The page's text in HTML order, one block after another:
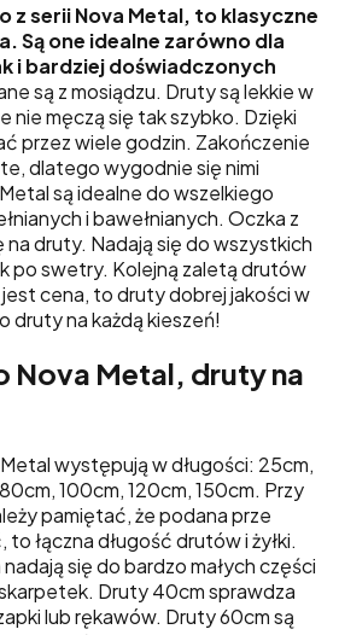
z serii Nova Metal, to klasyczne
Są one idealne zarówno dla
i bardziej doświadczonych
są z mosiądzu. Druty są lekkie w
nie męczą się tak szybko. Dzięki
przez wiele godzin. Zakończenie
dlatego wygodnie się nimi
są idealne do wszelkiego
i bawełnianych. Oczka z
na druty. Nadają się do wszystkich
po swetry. Kolejną zaletą drutów
cena, to druty dobrej jakości w
druty na każdą kieszeń!
Nova Metal, druty na
występują w długości: 25cm,
100cm, 120cm, 150cm. Przy
pamiętać, że podana prze
łączna długość drutów i żyłki.
się do bardzo małych części
Druty 40cm sprawdza
lub rękawów. Druty 60cm są